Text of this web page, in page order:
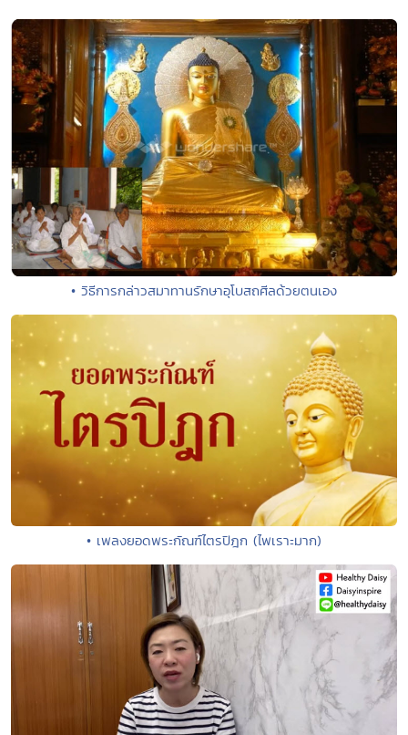
• วิธีการกล่าวสมาทานรักษาอุโบสถศีลด้วยตนเอง
• เพลงยอดพระกัณฑ์ไตรปิฎก (ไพเราะมาก)